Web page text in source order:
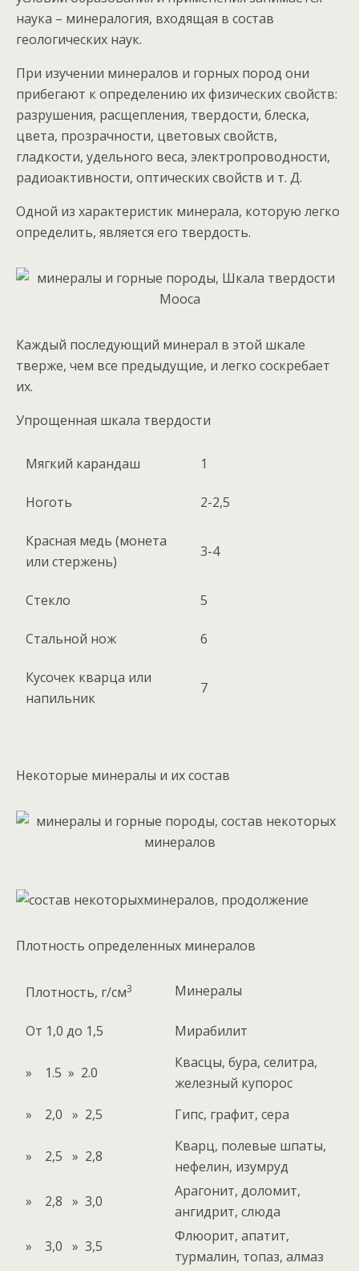
наука – минералогия, входящая в состав
геологических наук.
При изучении минералов и горных пород они
прибегают к определению их физических свойств:
разрушения, расщепления, твердости, блеска,
цвета, прозрачности, цветовых свойств,
гладкости, удельного веса, электропроводности,
радиоактивности, оптических свойств и т. Д.
Одной из характеристик минерала, которую легко
определить, является его твердость.
Каждый последующий минерал в этой шкале
тверже, чем все предыдущие, и легко соскребает
их.
Упрощенная шкала твердости
Мягкий карандаш 1
Ноготь 2-2,5
Красная медь (монета
или стержень)
3-4
Стекло 5
Стальной нож 6
Кусочек кварца или
напильник
7
Некоторые минералы и их состав
Плотность определенных минералов
Плотность, г/см3 Минералы
От 1,0 до 1,5 Мирабилит
» 1.5 » 2.0
Квасцы, бура, селитра,
железный купорос
» 2,0 » 2,5
Гипс, графит, сера
» 2,5 » 2,8
Кварц, полевые шпаты,
нефелин, изумруд
» 2,8 » 3,0
Арагонит, доломит,
ангидрит, слюда
» 3,0 » 3,5
Флюорит, апатит,
турмалин, топаз, алмаз